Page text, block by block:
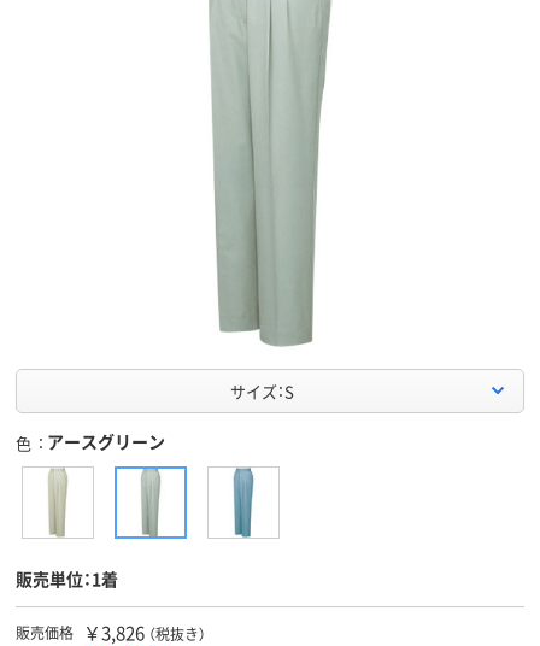
サイズ：S
色 アースグリーン
販売単位：1着
販売価格 ￥3,826 （税抜き）